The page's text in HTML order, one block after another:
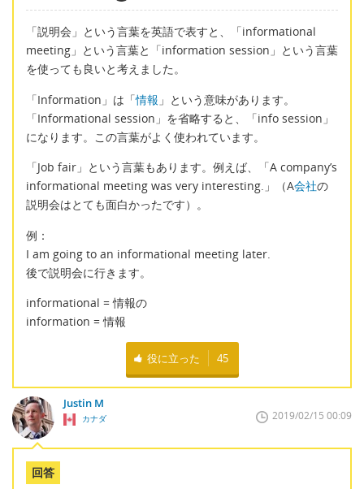
「説明会」という言葉を英語で表すと、「informational
meeting」という言葉と「information session」という言葉
を使っても良いと考えました。
「Information」は「情報 」という意味があります。
「Informational session」を省略すると、「info session」
になります。この言葉がよく使われています。
「Job fair」という言葉もあります。例えば、「A company’s
informational meeting was very interesting.」（A会社の
説明会はとても面白かったです）。
例：
I am going to an informational meeting later.
後で説明会に行きます。
informational = 情報の
information = 情報
役に立った 45
Justin M
カナダ 2019/02/15 00:09
回答